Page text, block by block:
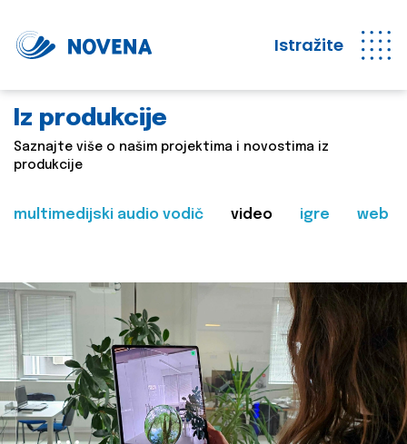
Istražite
Iz produkcije
Saznajte više o našim projektima i novostima iz
produkcije
multimedijski audio vodič video igre web